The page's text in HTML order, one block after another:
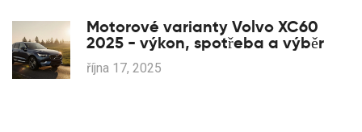
Motorové varianty Volvo XC60
2025 - výkon, spotřeba a výběr
října 17, 2025